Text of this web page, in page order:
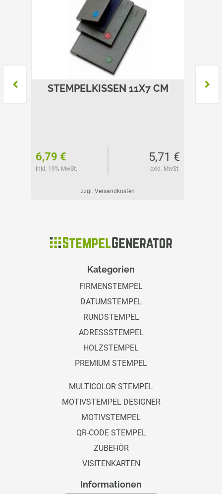
STEMPELKISSEN 11X7 CM
6,79 €
inkl. 19% MwSt.
5,71 €
exkl. MwSt.
zzgl. Versandkosten
Kategorien
FIRMENSTEMPEL
DATUMSTEMPEL
RUNDSTEMPEL
ADRESSSTEMPEL
HOLZSTEMPEL
PREMIUM STEMPEL
MULTICOLOR STEMPEL
MOTIVSTEMPEL DESIGNER
MOTIVSTEMPEL
QR-CODE STEMPEL
ZUBEHÖR
VISITENKARTEN
Informationen